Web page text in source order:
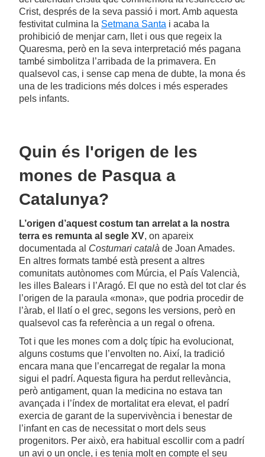
Crist, després de la seva passió i mort. Amb aquesta
festivitat culmina la Setmana Santa i acaba la
prohibició de menjar carn, llet i ous que regeix la
Quaresma, però en la seva interpretació més pagana
també simbolitza l’arribada de la primavera. En
qualsevol cas, i sense cap mena de dubte, la mona és
una de les tradicions més dolces i més esperades
pels infants.
Quin és l'origen de les
mones de Pasqua a
Catalunya?
L’origen d’aquest costum tan arrelat a la nostra
terra es remunta al segle XV, on apareix
documentada al Costumari català de Joan Amades.
En altres formats també està present a altres
comunitats autònomes com Múrcia, el País Valencià,
les illes Balears i l’Aragó. El que no està del tot clar és
l’origen de la paraula «mona», que podria procedir de
l’àrab, el llatí o el grec, segons les versions, però en
qualsevol cas fa referència a un regal o ofrena.
Tot i que les mones com a dolç típic ha evolucionat,
alguns costums que l’envolten no. Així, la tradició
encara mana que l’encarregat de regalar la mona
sigui el padrí. Aquesta figura ha perdut rellevància,
però antigament, quan la medicina no estava tan
avançada i l’índex de mortalitat era elevat, el padrí
exercia de garant de la supervivència i benestar de
l’infant en cas de necessitat o mort dels seus
progenitors. Per això, era habitual escollir com a padrí
un avi o un oncle, i es tenia molt en compte el seu